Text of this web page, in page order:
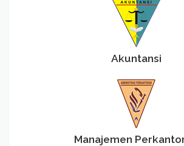
Akuntansi
Manajemen